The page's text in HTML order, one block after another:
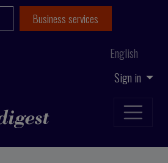
Sign in
English
Business services